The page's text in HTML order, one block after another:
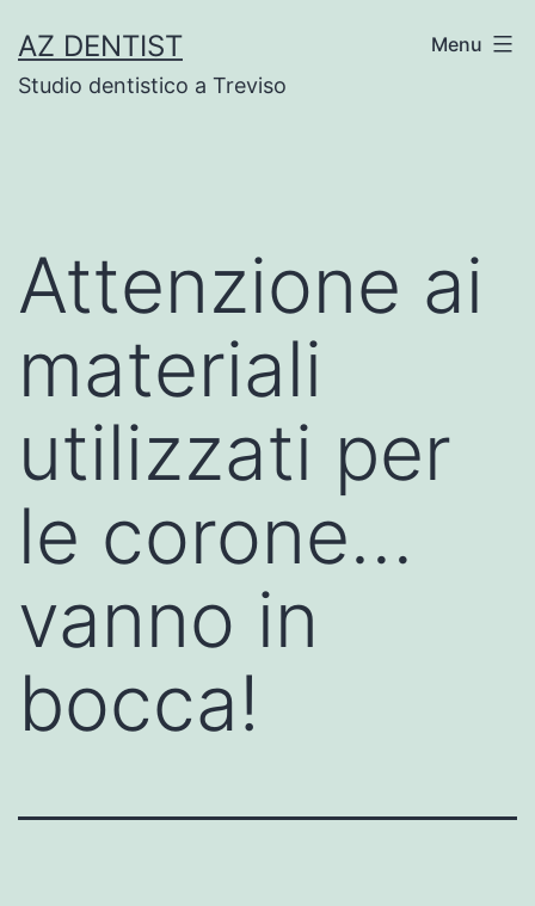
to
content
AZ DENTIST
Studio dentistico a Treviso
Menu
Attenzione ai
materiali
utilizzati per
le corone…
vanno in
bocca!